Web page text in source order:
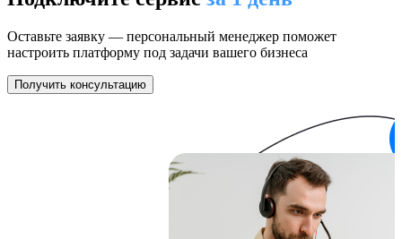
Оставьте заявку — персональный менеджер поможет
настроить платформу под задачи вашего бизнеса
Получить консультацию